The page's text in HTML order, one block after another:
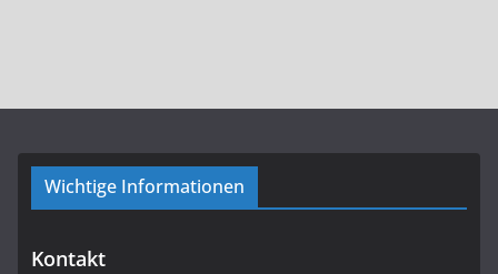
Wichtige Informationen
Kontakt